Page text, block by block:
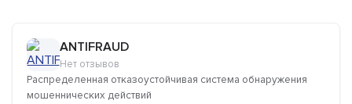
ANTIFRAUD
Нет отзывов
Распределенная отказоустойчивая система обнаружения
мошеннических действий